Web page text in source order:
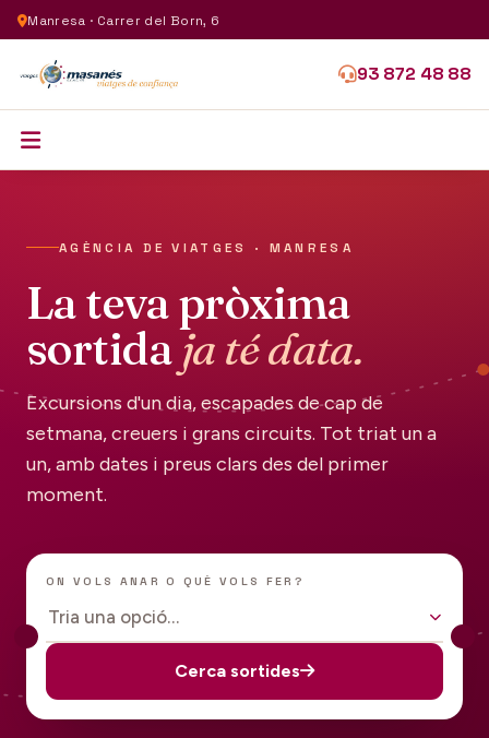
Manresa · Carrer del Born, 6
93 872 48 88
AGÈNCIA DE VIATGES · MANRESA
La teva pròxima
sortidaja té data.
Excursions d'un dia, escapades de cap de
setmana, creuers i grans circuits. Tot triat un a
un, amb dates i preus clars des del primer
moment.
ON VOLS ANAR O QUÈ VOLS FER?
Tria una opció…
Cerca sortides